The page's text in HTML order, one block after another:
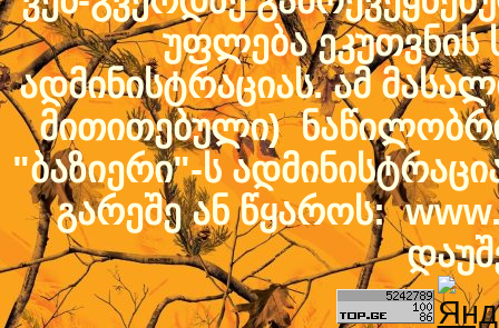
უფლება ეკუთვნის
ადმინისტრაციას. ამ
მითითებული)
"ბაზიერი"-ს
გარეშე ან წყაროს: